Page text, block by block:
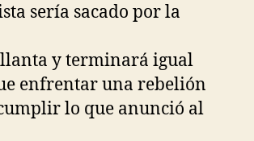
sería sacado por la
y terminará igual
enfrentar una rebelión
lo que anunció al